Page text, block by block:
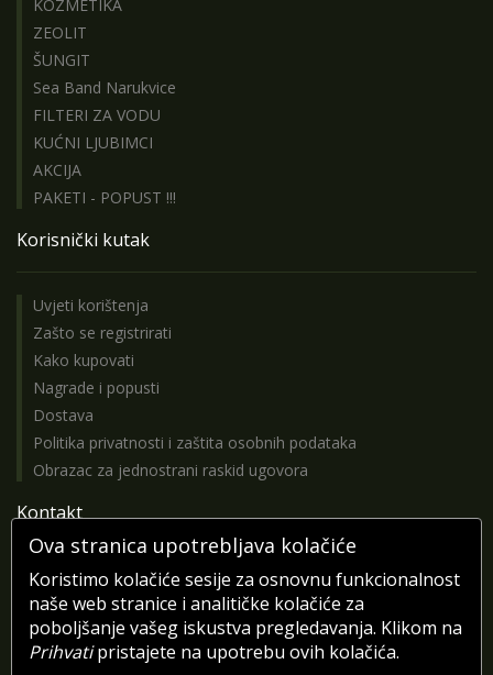
KOZMETIKA
ZEOLIT
ŠUNGIT
Sea Band Narukvice
FILTERI ZA VODU
KUĆNI LJUBIMCI
AKCIJA
PAKETI - POPUST !!!
Korisnički kutak
Uvjeti korištenja
Zašto se registrirati
Kako kupovati
Nagrade i popusti
Dostava
Politika privatnosti i zaštita osobnih podataka
Obrazac za jednostrani raskid ugovora
Kontakt
Pošaljite nam poruku
Pratite nas na Facebooku
Ova stranica upotrebljava kolačiće
Koristimo kolačiće sesije za osnovnu funkcionalnost
naše web stranice i analitičke kolačiće za
poboljšanje vašeg iskustva pregledavanja. Klikom na
Prihvatipristajete na upotrebu ovih kolačića.